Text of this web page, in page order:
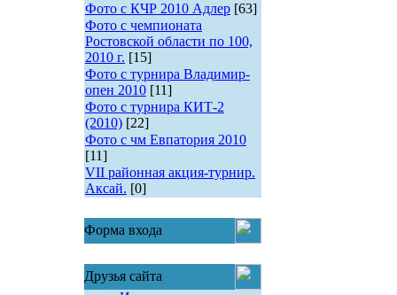
Фото с КЧР 2010 Адлер [63]
Фото с чемпионата
Ростовской области по 100,
2010 г. [15]
Фото с турнира Владимир-
опен 2010 [11]
Фото с турнира КИТ-2
(2010) [22]
Фото с чм Евпатория 2010
[11]
VII районная акция-турнир.
Аксай. [0]
Форма входа
Друзья сайта